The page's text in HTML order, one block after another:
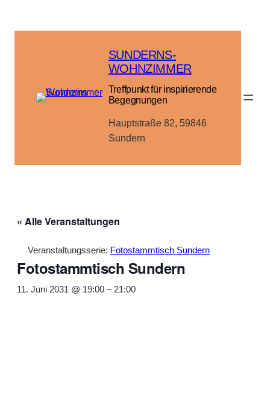
SUNDERNS-
WOHNZIMMER
Treffpunkt für inspirierende
Begegnungen
Hauptstraße 82, 59846
Sundern
« Alle Veranstaltungen
Veranstaltungsserie: Fotostammtisch Sundern
Fotostammtisch Sundern
11. Juni 2031 @ 19:00 – 21:00